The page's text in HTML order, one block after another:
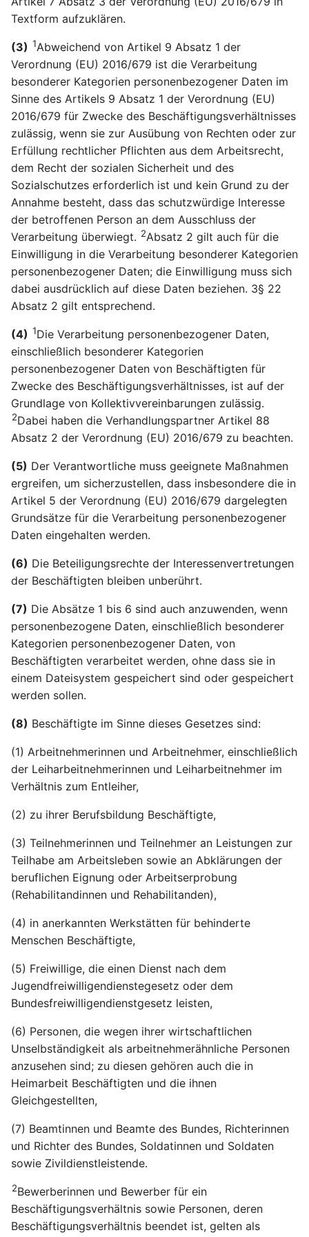
Einzelfall einschließlich
Profiling
Artikel 23 DSGVO
Beschränkungen
betroffenen Person
Artikel 35 DSGVO
Datenschutz-
Folgenabschätzung
Artikel 36 DSGVO
Vorherige Konsultation
Artikel 37 DSGVO
Benennung eines
Artikel 38 DSGVO
des
Artikel 39 DSGVO
Aufgaben des
Artikel 40 DSGVO
Verhaltensregeln
Überwachung der
genehmigten
Verhaltensregeln
Artikel 43 DSGVO
Zertifizierungsstellen
Aufgaben des Vorsitzes
Sekretariat
Artikel 76 DSGVO
Vertraulichkeit
Datenschutzgesetz
Rheinland-Pfalz
(RLPLDSG)
§21
§22
§23
Textform aufzuklären.
(3) 1Abweichend von Artikel 9 Absatz 1 der
Verordnung (EU) 2016/679 ist die Verarbeitung
besonderer Kategorien personenbezogener Daten im
Sinne des Artikels 9 Absatz 1 der Verordnung (EU)
2016/679 für Zwecke des Beschäftigungsverhältnisses
zulässig, wenn sie zur Ausübung von Rechten oder zur
Erfüllung rechtlicher Pflichten aus dem Arbeitsrecht,
dem Recht der sozialen Sicherheit und des
Sozialschutzes erforderlich ist und kein Grund zu der
Annahme besteht, dass das schutzwürdige Interesse
der betroffenen Person an dem Ausschluss der
Verarbeitung überwiegt. 2Absatz 2 gilt auch für die
Einwilligung in die Verarbeitung besonderer Kategorien
personenbezogener Daten; die Einwilligung muss sich
dabei ausdrücklich auf diese Daten beziehen. 3§ 22
Absatz 2 gilt entsprechend.
(4) 1Die Verarbeitung personenbezogener Daten,
einschließlich besonderer Kategorien
personenbezogener Daten von Beschäftigten für
Zwecke des Beschäftigungsverhältnisses, ist auf der
Grundlage von Kollektivvereinbarungen zulässig.
2Dabei haben die Verhandlungspartner Artikel 88
Absatz 2 der Verordnung (EU) 2016/679 zu beachten.
(5) Der Verantwortliche muss geeignete Maßnahmen
ergreifen, um sicherzustellen, dass insbesondere die in
Artikel 5 der Verordnung (EU) 2016/679 dargelegten
Grundsätze für die Verarbeitung personenbezogener
Daten eingehalten werden.
(6) Die Beteiligungsrechte der Interessenvertretungen
der Beschäftigten bleiben unberührt.
(7) Die Absätze 1 bis 6 sind auch anzuwenden, wenn
personenbezogene Daten, einschließlich besonderer
Kategorien personenbezogener Daten, von
Beschäftigten verarbeitet werden, ohne dass sie in
einem Dateisystem gespeichert sind oder gespeichert
werden sollen.
(8) Beschäftigte im Sinne dieses Gesetzes sind:
(1) Arbeitnehmerinnen und Arbeitnehmer, einschließlich
der Leiharbeitnehmerinnen und Leiharbeitnehmer im
Verhältnis zum Entleiher,
(2) zu ihrer Berufsbildung Beschäftigte,
(3) Teilnehmerinnen und Teilnehmer an Leistungen zur
Teilhabe am Arbeitsleben sowie an Abklärungen der
beruflichen Eignung oder Arbeitserprobung
(Rehabilitandinnen und Rehabilitanden),
(4) in anerkannten Werkstätten für behinderte
Menschen Beschäftigte,
(5) Freiwillige, die einen Dienst nach dem
Jugendfreiwilligendienstegesetz oder dem
Bundesfreiwilligendienstgesetz leisten,
(6) Personen, die wegen ihrer wirtschaftlichen
Unselbständigkeit als arbeitnehmerähnliche Personen
anzusehen sind; zu diesen gehören auch die in
Heimarbeit Beschäftigten und die ihnen
Gleichgestellten,
(7) Beamtinnen und Beamte des Bundes, Richterinnen
und Richter des Bundes, Soldatinnen und Soldaten
sowie Zivildienstleistende.
2Bewerberinnen und Bewerber für ein
Beschäftigungsverhältnis sowie Personen, deren
Beschäftigungsverhältnis beendet ist, gelten als